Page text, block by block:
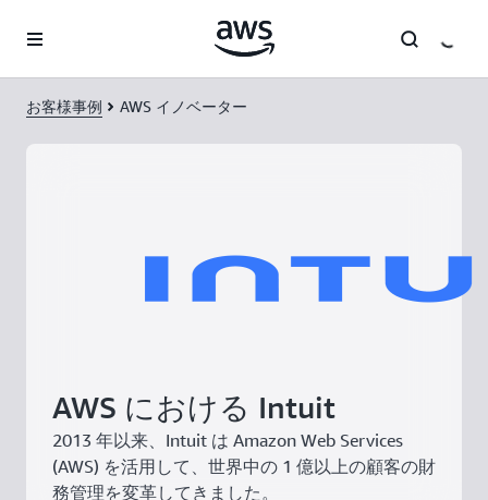
お客様事例 AWS イノベーター
AWS における Intuit
2013 年以来、Intuit は Amazon Web Services
(AWS) を活用して、世界中の 1 億以上の顧客の財
務管理を変革してきました。